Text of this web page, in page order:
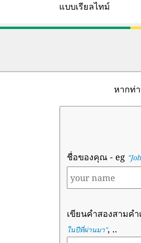
แบบเรียลไทม์
หากท่
ชื่อของคุณ - eg
เขียนคำสองสามค
ในปีที่ผ่านมา", ..